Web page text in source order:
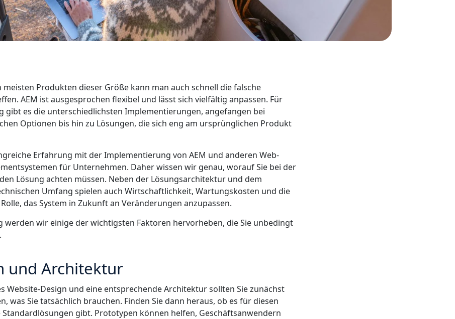
meisten Produkten dieser Größe kann man auch schnell die falsche
AEM ist ausgesprochen flexibel und lässt sich vielfältig anpassen. Für
gibt es die unterschiedlichsten Implementierungen, angefangen bei
Optionen bis hin zu Lösungen, die sich eng am ursprünglichen Produkt
Erfahrung mit der Implementierung von AEM und anderen Web-
für Unternehmen. Daher wissen wir genau, worauf Sie bei der
Lösung achten müssen. Neben der Lösungsarchitektur und dem
Umfang spielen auch Wirtschaftlichkeit, Wartungskosten und die
das System in Zukunft an Veränderungen anzupassen.
werden wir einige der wichtigsten Faktoren hervorheben, die Sie unbedingt
und Architektur
Website-Design und eine entsprechende Architektur sollten Sie zunächst
was Sie tatsächlich brauchen. Finden Sie dann heraus, ob es für diesen
Standardlösungen gibt. Prototypen können helfen, Geschäftsanwendern